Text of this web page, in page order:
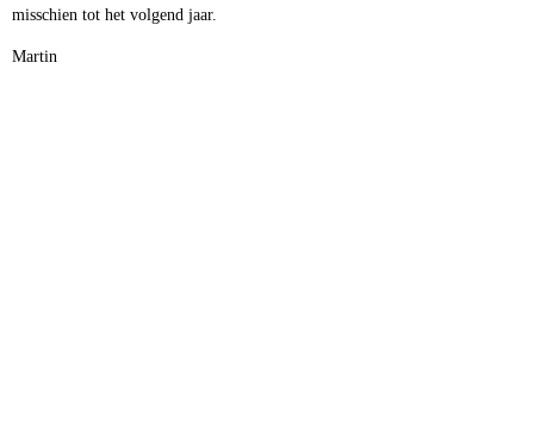
misschien tot het volgend jaar.
Martin